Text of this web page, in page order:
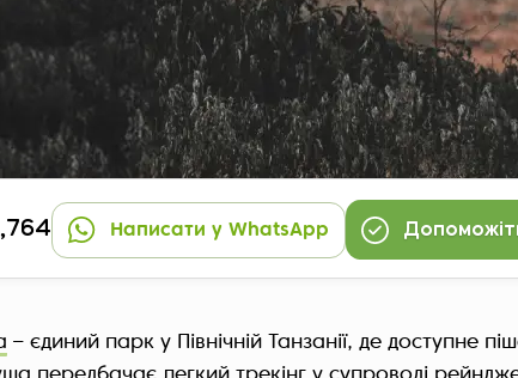
Написати у WhatsApp
– єдиний парк у Північній Танзанії, де доступне